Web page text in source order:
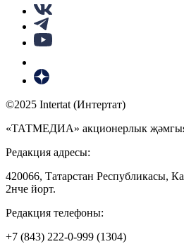
©2025 Intertat (Интертат)
«ТАТМЕДИА» акционерлык
Редакция адресы:
420066, Татарстан Республикасы,
2нче йорт.
Редакция телефоны:
+7 (843) 222-0-999 (1304)